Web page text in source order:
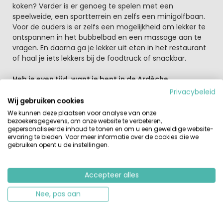
koken? Verder is er genoeg te spelen met een
speelweide, een sportterrein en zelfs een minigolfbaan.
Voor de ouders is er zelfs een mogelijkheid om lekker te
ontspannen in het bubbelbad en een massage aan te
vragen. En daarna ga je lekker uit eten in het restaurant
of haal je iets lekkers bij de foodtruck of snackbar.
Heb je even tijd, want je bent in de Ardèche
Je hebt hier de keuze uit veel bezienswaardigheden.
Stap in de auto en je bent binnen een kwartier bij de grot
van Chauvet. Hier ontdek je al snel de 36.000 jaar oude
grottekeningen. Verder is het altijd leuk om de
charmante plekjes en plaatsjes in de buurt van de
camping te bezoeken zoals Labeaume, Barjac of
Largentière. De tijd lijkt hier wel stil te staan. Wat je in elk
brug is een van de meest fotogenieke plekken van de
Ardèche.
Privacybeleid
Wij gebruiken cookies
We kunnen deze plaatsen voor analyse van onze
bezoekersgegevens, om onze website te verbeteren,
gepersonaliseerde inhoud te tonen en om u een geweldige website-
ervaring te bieden. Voor meer informatie over de cookies die we
gebruiken opent u de instellingen.
Accepteer alles
Nee, pas aan